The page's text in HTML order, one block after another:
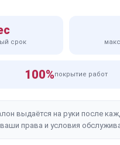
срок
100%покрытие работ
выдаётся на руки после
права и условия